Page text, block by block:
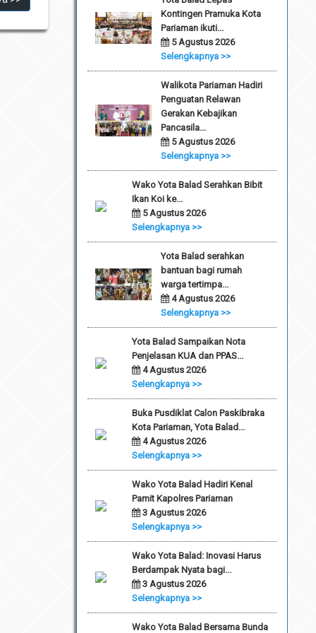
Kontingen Pramuka Kota
Pariaman ikuti...
5 Agustus 2026
Selengkapnya >>
Walikota Pariaman Hadiri
Penguatan Relawan
Gerakan Kebajikan
Pancasila...
5 Agustus 2026
Selengkapnya >>
Wako Yota Balad Serahkan Bibit
Ikan Koi ke...
5 Agustus 2026
Selengkapnya >>
Yota Balad serahkan
bantuan bagi rumah
warga tertimpa...
4 Agustus 2026
Selengkapnya >>
Yota Balad Sampaikan Nota
Penjelasan KUA dan PPAS...
4 Agustus 2026
Selengkapnya >>
Buka Pusdiklat Calon Paskibraka
Kota Pariaman, Yota Balad...
4 Agustus 2026
Selengkapnya >>
Wako Yota Balad Hadiri Kenal
Pamit Kapolres Pariaman
3 Agustus 2026
Selengkapnya >>
Wako Yota Balad: Inovasi Harus
Berdampak Nyata bagi...
3 Agustus 2026
Selengkapnya >>
Wako Yota Balad Bersama Bunda